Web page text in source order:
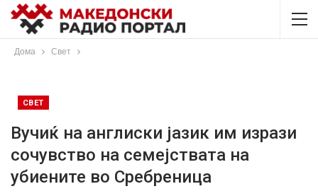
Дома Свет
СВЕТ
Вучиќ на англиски jазик им изрази
сочувство на семејствата на
убиените во Сребреница